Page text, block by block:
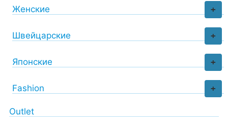
+
Женские
+
Швейцарские
+
Японские
+
Fashion
Outlet